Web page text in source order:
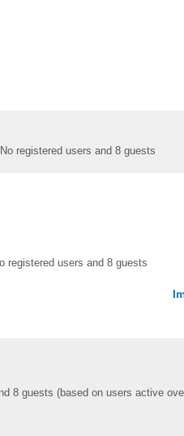
registered users and 8 guests
registered users and 8 guests
8 guests (based on users active